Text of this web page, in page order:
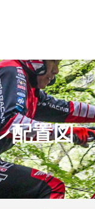
配置図
TOP